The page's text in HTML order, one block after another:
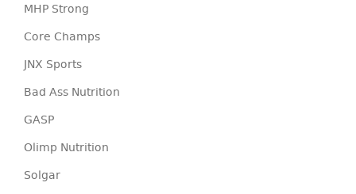
MHP Strong
Core Champs
JNX Sports
Bad Ass Nutrition
GASP
Olimp Nutrition
Solgar